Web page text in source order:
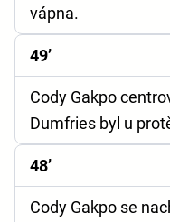
vápna.
49’
Cody Gakpo
Dumfries byl u
48’
Cody Gakpo se